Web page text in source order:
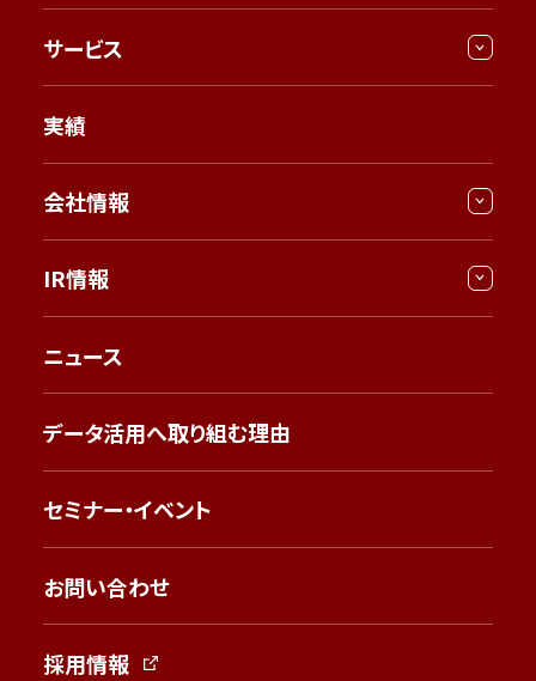
サービス
実績
会社情報
IR情報
ニュース
データ活用へ取り組む理由
セミナー・イベント
お問い合わせ
採用情報